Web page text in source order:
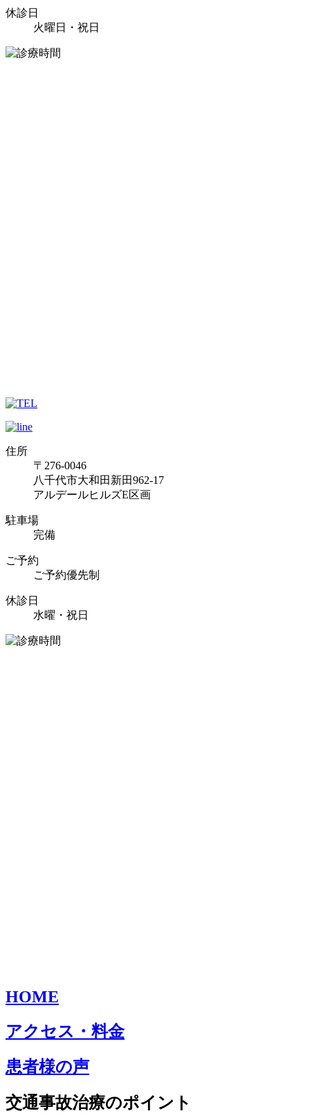
休診日
火曜日・祝日
住所
〒276-0046
八千代市大和田新田962-17
アルデールヒルズE区画
駐車場
完備
ご予約
ご予約優先制
休診日
水曜・祝日
HOME
アクセス・料金
患者様の声
交通事故治療のポイント